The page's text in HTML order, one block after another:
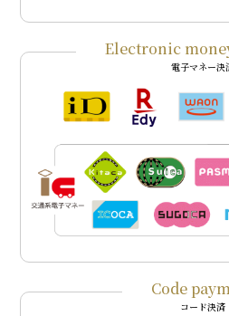
Electronic
電子マネー決
Code
コード決済